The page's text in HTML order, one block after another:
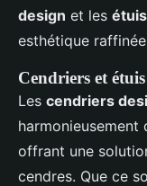
design et les
esthétique
Cendriers et
Les cendriers
offrant une
cendres. Que ce